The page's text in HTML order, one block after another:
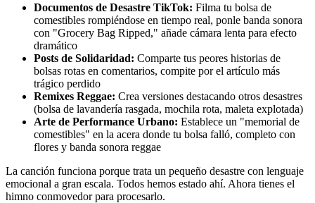
Documentos de Desastre TikTok: Filma tu bolsa de
comestibles rompiéndose en tiempo real, ponle banda sonora
con "Grocery Bag Ripped," añade cámara lenta para efecto
dramático
Posts de Solidaridad: Comparte tus peores historias de
bolsas rotas en comentarios, compite por el artículo más
trágico perdido
Remixes Reggae: Crea versiones destacando otros desastres
(bolsa de lavandería rasgada, mochila rota, maleta explotada)
Arte de Performance Urbano: Establece un "memorial de
comestibles" en la acera donde tu bolsa falló, completo con
flores y banda sonora reggae
La canción funciona porque trata un pequeño desastre con lenguaje
emocional a gran escala. Todos hemos estado ahí. Ahora tienes el
himno conmovedor para procesarlo.